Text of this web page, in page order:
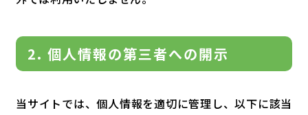
2. 個人情報の第三者への開示
当サイトでは、個人情報を適切に管理し、以下に該当